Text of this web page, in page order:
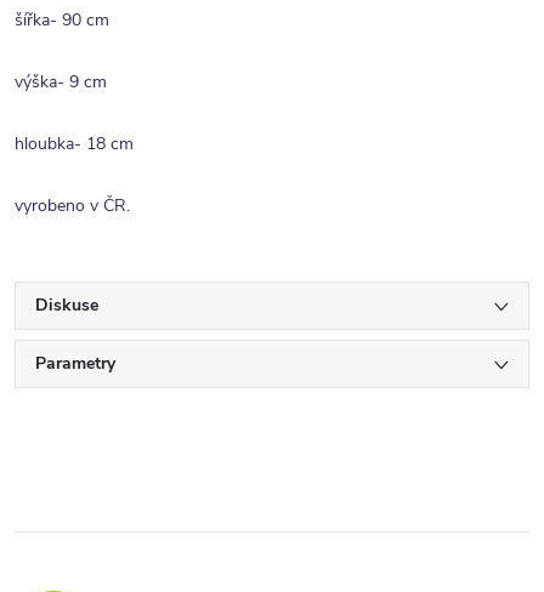
šířka- 90 cm
výška- 9 cm
hloubka- 18 cm
vyrobeno v ČR.
Diskuse
Parametry